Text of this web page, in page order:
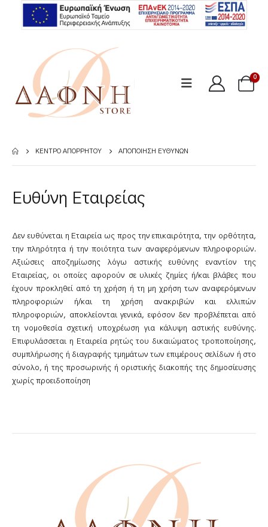
0
ΚΈΝΤΡΟ ΑΠΟΡΡΉΤΟΥ ΑΠΟΠΟΊΗΣΗ ΕΥΘΥΝΏΝ
Ευθύνη Εταιρείας
Δεν ευθύνεται η Εταιρεία ως προς την επικαιρότητα, την ορθότητα,
την πληρότητα ή την ποιότητα των αναφερόμενων πληροφοριών.
Αξιώσεις αποζημίωσης λόγω αστικής ευθύνης εναντίον της
Εταιρείας, οι οποίες αφορούν σε υλικές ζημίες ή/και βλάβες που
έχουν προκληθεί από τη χρήση ή τη μη χρήση των αναφερόμενων
πληροφοριών ή/και τη χρήση ανακριβών και ελλιπών
πληροφοριών, αποκλείονται γενικά, εφόσον δεν προβλέπεται από
τη νομοθεσία σχετική υποχρέωση για κάλυψη αστικής ευθύνης.
Επιφυλάσσεται η Εταιρεία ρητώς του δικαιώματος τροποποίησης,
συμπλήρωσης ή διαγραφής τμημάτων των επιμέρους σελίδων ή στο
σύνολο, ή της προσωρινής ή οριστικής διακοπής της δημοσίευσης
χωρίς προειδοποίηση